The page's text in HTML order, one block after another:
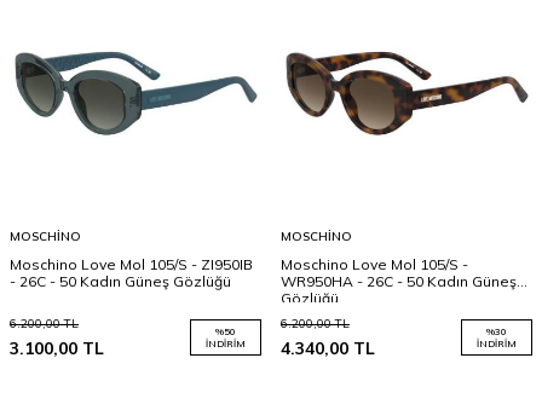
MOSCHINO
Moschino Love Mol 105/S - ZI950IB
- 26C - 50 Kadın Güneş Gözlüğü
6.200,00TL
3.100,00 TL
%50
İNDIRIM
MOSCHINO
Moschino Love Mol 105/S -
WR950HA - 26C - 50 Kadın Güneş
Gözlüğü
6.200,00TL
4.340,00 TL
%30
İNDIRIM